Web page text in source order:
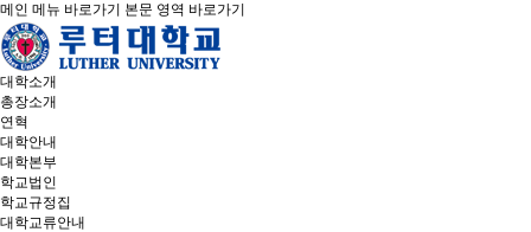
메인 메뉴 바로가기 본문 영역 바로가기
대학소개
총장소개
연혁
대학안내
대학본부
학교법인
학교규정집
대학교류안내